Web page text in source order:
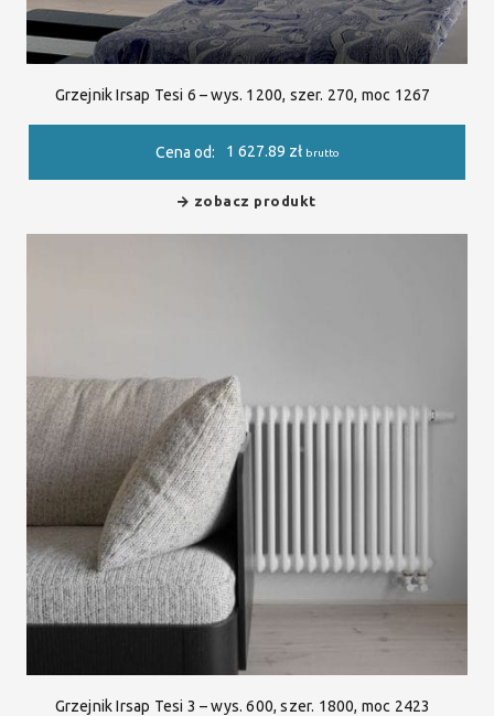
Grzejnik Irsap Tesi 6 – wys. 1200, szer. 270, moc 1267
Cena od: 1 627.89 zł brutto
zobacz produkt
Grzejnik Irsap Tesi 3 – wys. 600, szer. 1800, moc 2423